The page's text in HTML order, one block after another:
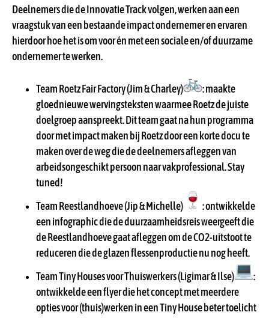
Deelnemers die de Innovatie Track volgen, werken aan een
vraagstuk van een bestaande impact ondernemer en ervaren
hierdoor hoe het is om voor én met een sociale en/of duurzame
ondernemer te werken.
Team Roetz Fair Factory (Jim & Charley)
: maakte
gloednieuwe wervingsteksten waarmee Roetz de juiste
doelgroep aanspreekt. Dit team gaat na hun programma
door met impact maken bij Roetz door een korte docu te
maken over de weg die de deelnemers afleggen van
arbeidsongeschikt persoon naar vakprofessional. Stay
tuned!
Team Reestlandhoeve (Jip & Michelle)
: ontwikkelde
een infographic die de duurzaamheidsreis weergeeft die
de Reestlandhoeve gaat afleggen om de CO2-uitstoot te
reduceren die de glazen flessenproductie nu nog heeft.
Team Tiny Houses voor Thuiswerkers (Ligimar & Ilse)
:
ontwikkelde een flyer die het concept met meerdere
opties voor (thuis)werken in een Tiny House beter toelicht